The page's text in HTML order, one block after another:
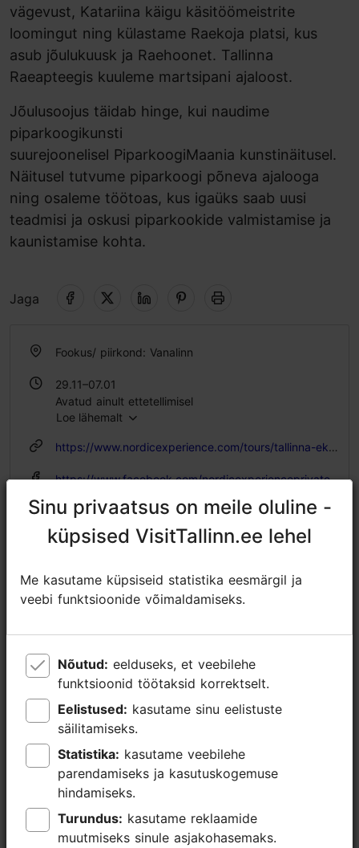
vägevust, Katariina käigu käsitöömeistrite
loomingut ning külastame Raekoja platsi, kus
asub jõulukuusk ja Raehoonet. Tallinna
Raeapteegis kuuleme martsipani ajaloost.
Jõulusoojus täidab hinge, kui naudime
piparkoogikunsti
suurejoonelisel PiparkoogiMaania kunstinäitusel.
Näitusel tutvume piparkoogi põneva ajalooga
ning osaleme töötoas, kus igaüks saab uusi
teadmisi ja oskusi piparkookide valmistamise ja
kaunistamise kohta.
Jaga
Fookus/ piirkond: Vanalinn
29.11–07.01
Avatud ainult ettetellimisel
Loe lähemalt
https://www.nordicexperience.com/tours/tallinna-ekskursioonid/tallinna-joulutuur-ja-piparkoogi-valmistamise-tootuba/?lang=et
https://www.facebook.com/nordicexperienceprivatetours
sales@nordicexperience.com
+372 53464060
Lisainfo
Keeled: inglise
Fookus/ piirkond: Vanalinn
Loe lähemalt
Broneeri
Sinu privaatsus on meile oluline -
küpsised VisitTallinn.ee lehel
Me kasutame küpsiseid statistika eesmärgil ja
veebi funktsioonide võimaldamiseks.
Nõutud:
funktsioonid töötaksid korrektselt.
Eelistused:
säilitamiseks.
Statistika:
parendamiseks ja kasutuskogemuse
hindamiseks.
Turundus:
muutmiseks sinule asjakohasemaks.
Sinu privaatsus on meile oluline -
küpsised VisitTallinn.ee lehel
Me kasutame küpsiseid statistika eesmärgil ja
veebi funktsioonide võimaldamiseks.
Nõutud:
funktsioonid töötaksid korrektselt.
Eelistused:
säilitamiseks.
Statistika:
parendamiseks ja kasutuskogemuse
hindamiseks.
Turundus:
muutmiseks sinule asjakohasemaks.